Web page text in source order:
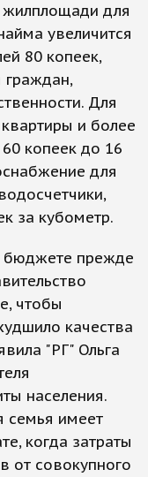
жилплощади для
увеличится
80 копеек,
граждан,
Для
и более
копеек до 16
для
за кубометр.
бюджете прежде
чтобы
качества
"РГ" Ольга
населения.
семья имеет
когда затраты
от совокупного